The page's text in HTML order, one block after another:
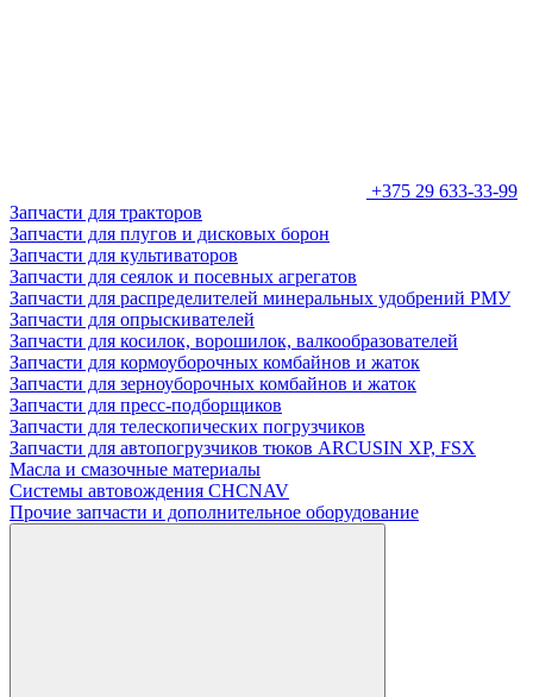
+375 29 633-33-99
Запчасти для тракторов
Запчасти для плугов и дисковых борон
Запчасти для культиваторов
Запчасти для сеялок и посевных агрегатов
Запчасти для распределителей минеральных удобрений РМУ
Запчасти для опрыскивателей
Запчасти для косилок, ворошилок, валкообразователей
Запчасти для кормоуборочных комбайнов и жаток
Запчасти для зерноуборочных комбайнов и жаток
Запчасти для пресс-подборщиков
Запчасти для телескопических погрузчиков
Запчасти для автопогрузчиков тюков ARCUSIN XP, FSX
Масла и смазочные материалы
Системы автовождения CHCNAV
Прочие запчасти и дополнительное оборудование